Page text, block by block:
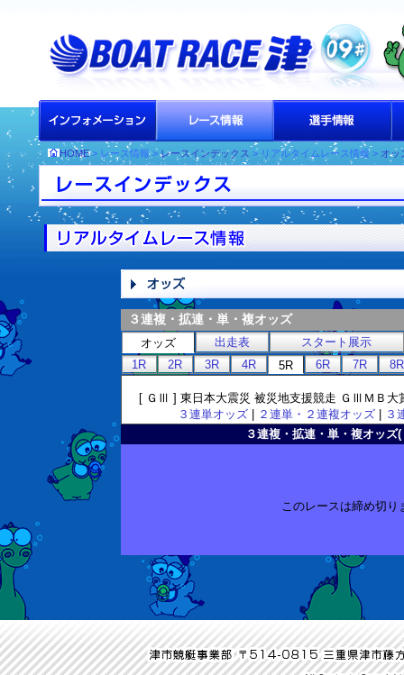
HOME> レース情報 >レースインデックス > リアルタイムレース情報 > オッ
３連複・拡連・単・複オッズ
オッズ 出走表
スタート展示
1R
2R 3R 4R 5R 6R 7R 8R
[ ＧⅢ ] 東日本大震災 被災地支援競走 ＧⅢＭ
３連単オッズ| ２連単・２連複オッズ|
３
３連複・拡連・単・複オッズ
このレースは締め切り